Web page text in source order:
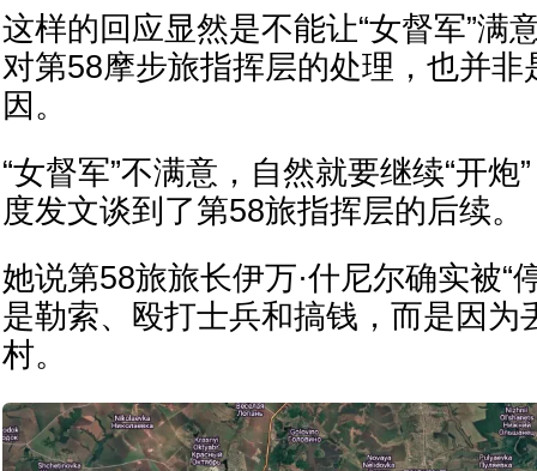
这样的回应显然是不能让“女督军”满
对第58摩步旅指挥层的处理，也并非
因。
“女督军”不满意，自然就要继续“开炮
度发文谈到了第58旅指挥层的后续。
她说第58旅旅长伊万·什尼尔确实被“
是勒索、殴打士兵和搞钱，而是因为
村。